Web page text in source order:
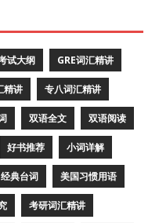
试大纲 GRE词汇精讲
精讲 专八词汇精讲
双语全文 双语阅读
好书推荐 小词详解
经典台词 美国习惯用语
考研词汇精讲